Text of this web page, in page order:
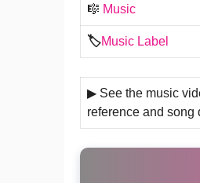
🎼 Music
🏷️Music Label
▶ See the music
reference and song